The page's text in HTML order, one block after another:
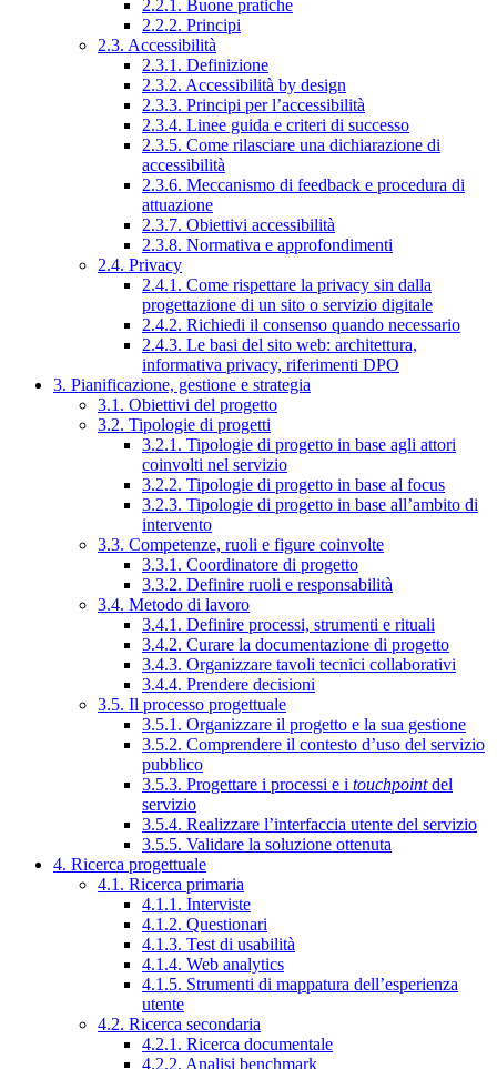
2.2.1. Buone pratiche
2.2.2. Principi
2.3. Accessibilità
2.3.1. Definizione
2.3.2. Accessibilità by design
2.3.3. Principi per l’accessibilità
2.3.4. Linee guida e criteri di successo
2.3.5. Come rilasciare una dichiarazione di
accessibilità
2.3.6. Meccanismo di feedback e procedura di
attuazione
2.3.7. Obiettivi accessibilità
2.3.8. Normativa e approfondimenti
2.4. Privacy
2.4.1. Come rispettare la privacy sin dalla
progettazione di un sito o servizio digitale
2.4.2. Richiedi il consenso quando necessario
2.4.3. Le basi del sito web: architettura,
informativa privacy, riferimenti DPO
3. Pianificazione, gestione e strategia
3.1. Obiettivi del progetto
3.2. Tipologie di progetti
3.2.1. Tipologie di progetto in base agli attori
coinvolti nel servizio
3.2.2. Tipologie di progetto in base al focus
3.2.3. Tipologie di progetto in base all’ambito di
intervento
3.3. Competenze, ruoli e figure coinvolte
3.3.1. Coordinatore di progetto
3.3.2. Definire ruoli e responsabilità
3.4. Metodo di lavoro
3.4.1. Definire processi, strumenti e rituali
3.4.2. Curare la documentazione di progetto
3.4.3. Organizzare tavoli tecnici collaborativi
3.4.4. Prendere decisioni
3.5. Il processo progettuale
3.5.1. Organizzare il progetto e la sua gestione
3.5.2. Comprendere il contesto d’uso del servizio
pubblico
3.5.3. Progettare i processi e i touchpointdel
servizio
3.5.4. Realizzare l’interfaccia utente del servizio
3.5.5. Validare la soluzione ottenuta
4. Ricerca progettuale
4.1. Ricerca primaria
4.1.1. Interviste
4.1.2. Questionari
4.1.3. Test di usabilità
4.1.4. Web analytics
4.1.5. Strumenti di mappatura dell’esperienza
utente
4.2. Ricerca secondaria
4.2.1. Ricerca documentale
4.2.2. Analisi benchmark